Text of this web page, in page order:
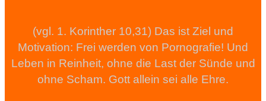
(vgl. 1. Korinther 10,31) Das ist Ziel und
Motivation: Frei werden von Pornografie! Und
Leben in Reinheit, ohne die Last der Sünde und
ohne Scham. Gott allein sei alle Ehre.